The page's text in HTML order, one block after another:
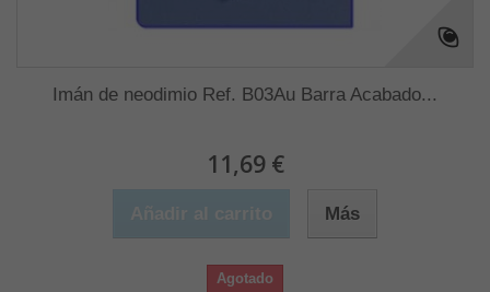
Imán de neodimio Ref. B03Au Barra Acabado...
11,69 €
Más
Agotado